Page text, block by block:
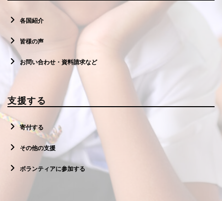
各国紹介
皆様の声
お問い合わせ・資料請求など
支援する
寄付する
その他の支援
ボランティアに参加する